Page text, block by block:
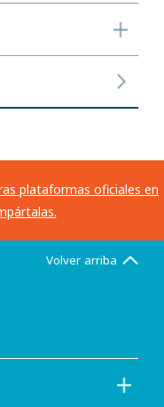
plataformas oficiales en
Volver arriba